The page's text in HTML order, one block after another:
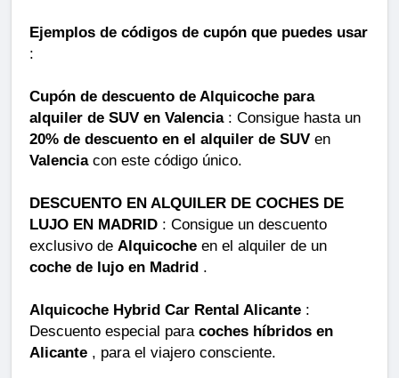
Ejemplos de códigos de cupón que puedes usar
:
Cupón de descuento de Alquicoche para
alquiler de SUV en Valencia: Consigue hasta un
20% de descuento en el alquiler de SUV en
Valenciacon este código único.
DESCUENTO EN ALQUILER DE COCHES DE
LUJO EN MADRID : Consigue un descuento
exclusivo de Alquicoche en el alquiler de un
coche de lujo en Madrid .
Alquicoche Hybrid Car Rental Alicante :
Descuento especial para coches híbridos en
Alicante , para el viajero consciente.